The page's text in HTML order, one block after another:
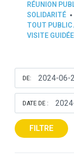
RÉUNION
SOLIDARITÉ
TOUT PUBLIC
VISITE GUIDÉE
DE:
DATE DE :
FILTRE